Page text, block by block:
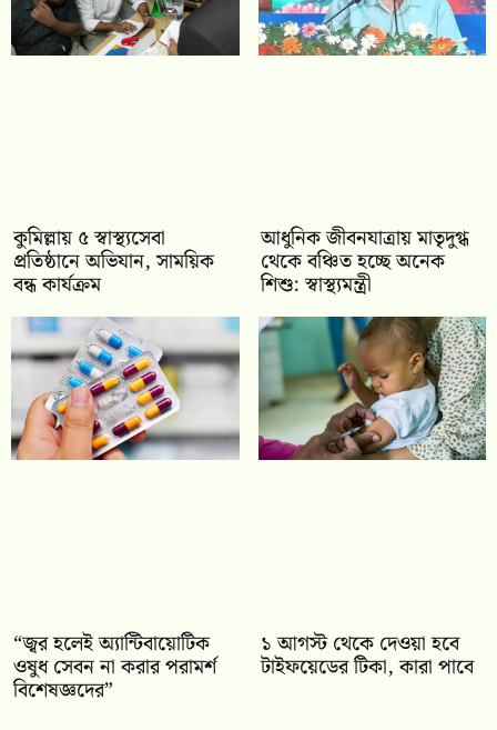
কুমিল্লায় ৫ স্বাস্থ্যসেবা
প্রতিষ্ঠানে অভিযান, সাময়িক
বন্ধ কার্যক্রম
আধুনিক জীবনযাত্রায় মাতৃদুগ্ধ
থেকে বঞ্চিত হচ্ছে অনেক
শিশু: স্বাস্থ্যমন্ত্রী
“জ্বর হলেই অ্যান্টিবায়োটিক
ওষুধ সেবন না করার পরামর্শ
বিশেষজ্ঞদের”
১ আগস্ট থেকে দেওয়া হবে
টাইফয়েডের টিকা, কারা পাবে